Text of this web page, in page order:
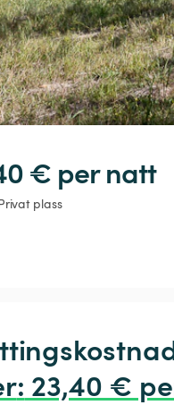
€ per natt
plass
: 23,40 €